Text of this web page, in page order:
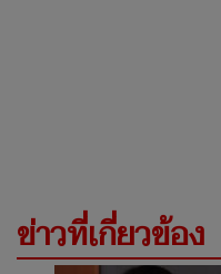
ข่าวที่เกี่ยวข้อง